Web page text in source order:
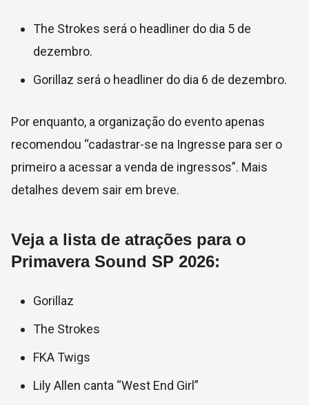
The Strokes será o headliner do dia 5 de
dezembro.
Gorillaz será o headliner do dia 6 de dezembro.
Por enquanto, a organização do evento apenas
recomendou “cadastrar-se na Ingresse para ser o
primeiro a acessar a venda de ingressos”. Mais
detalhes devem sair em breve.
Veja a lista de atrações para o
Primavera Sound SP 2026:
Gorillaz
The Strokes
FKA Twigs
Lily Allen canta “West End Girl”